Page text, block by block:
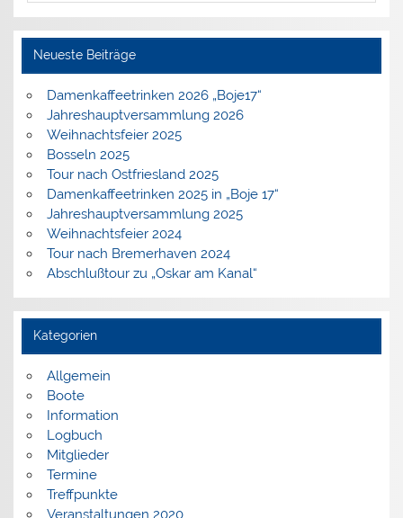
Neueste Beiträge
Damenkaffeetrinken 2026 „Boje17“
Jahreshauptversammlung 2026
Weihnachtsfeier 2025
Bosseln 2025
Tour nach Ostfriesland 2025
Damenkaffeetrinken 2025 in „Boje 17“
Jahreshauptversammlung 2025
Weihnachtsfeier 2024
Tour nach Bremerhaven 2024
Abschlußtour zu „Oskar am Kanal“
Kategorien
Allgemein
Boote
Information
Logbuch
Mitglieder
Termine
Treffpunkte